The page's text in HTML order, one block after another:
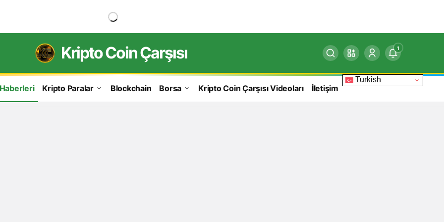
Kripto Coin Çarşısı 1
Kripto Paralar Blockchain Borsa Kripto Coin Çarşısı Videoları İletişim
Turkish